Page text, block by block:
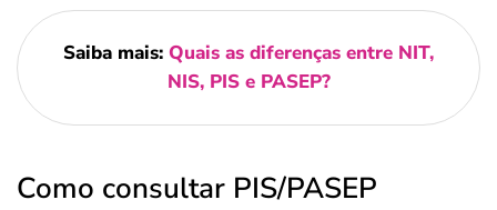
Saiba mais: Quais as diferenças entre NIT,
NIS, PIS e PASEP?
Como consultar PIS/PASEP